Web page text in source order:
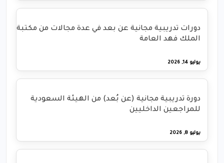
دورات تدريبية مجانية عن بعد في عدة مجالات من مكتبة
الملك فهد العامة
يوليو 14, 2026
دورة تدريبية مجانية (عن بُعد) من الهيئة السعودية
للمراجعين الداخليين
يوليو 8, 2026